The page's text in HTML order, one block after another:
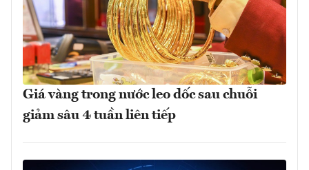
Giá vàng trong nước leo dốc sau chuỗi
giảm sâu 4 tuần liên tiếp